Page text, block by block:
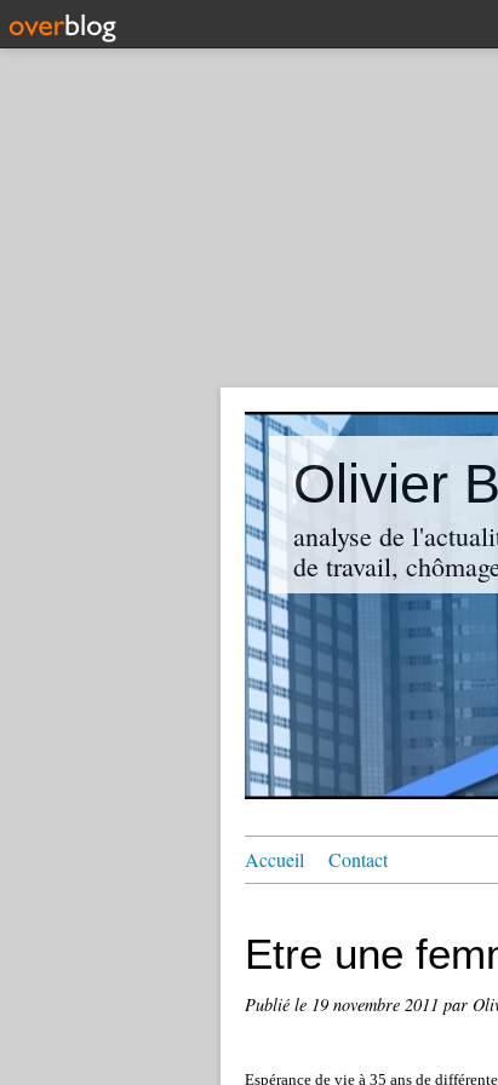
analyse de
de travail,
Accueil Contact
Etre une
Publié le 19 novembre 2011 par
Espérance de vie à 35 ans de